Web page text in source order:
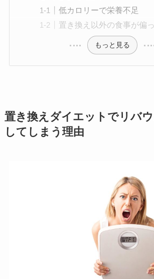
低カロリーで栄養不足
置き換え以外の食事が偏
もっと見る
置き換えダイエットでリバ
してしまう理由